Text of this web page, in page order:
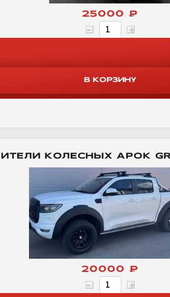
25000 ₽
КОЛЕСНЫХ АРОК
20000 ₽